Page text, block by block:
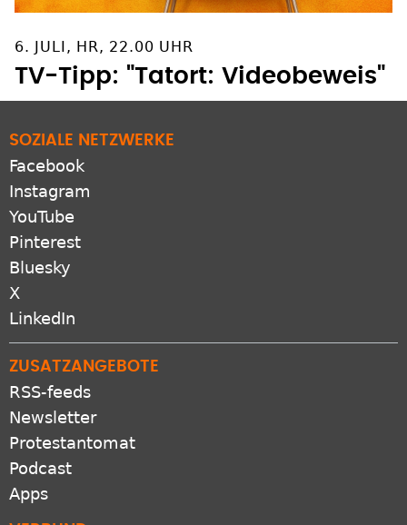
6. JULI, HR, 22.00 UHR
TV-Tipp: "Tatort: Videobeweis"
SOZIALE NETZWERKE
Facebook
Instagram
YouTube
Pinterest
Bluesky
X
LinkedIn
ZUSATZANGEBOTE
RSS-feeds
Newsletter
Protestantomat
Podcast
Apps